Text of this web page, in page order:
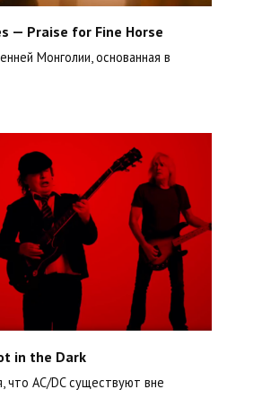
— Praise for Fine Horse
Монголии, основанная в
in the Dark
что AC/DC существуют вне